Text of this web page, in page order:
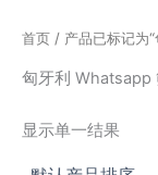
首页 / 产品已标记为
匈牙利 Whatsapp
显示单一结果